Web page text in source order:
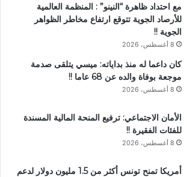
مع احتداد ظاهرة “النينو” : المنظمة العالمية
للأرصاد الجوية تتوقع ارتفاع مخاطر الظواهر
الجوية !!
8 أغسطس، 2026
كان داعما له منذ بداياته: ميسي يتلقى صدمة
موجعة بوفاة والده عن 68 عاما !!
8 أغسطس، 2026
الأمان الاجتماعي: ترفيع المنحة المالية المسندة
للفئات الفقيرة !!
8 أغسطس، 2026
أمريكا تمنح تونس أكثر من 1.5 مليون دولار لدعم